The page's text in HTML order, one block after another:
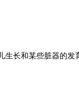
生长和某些脏器的发